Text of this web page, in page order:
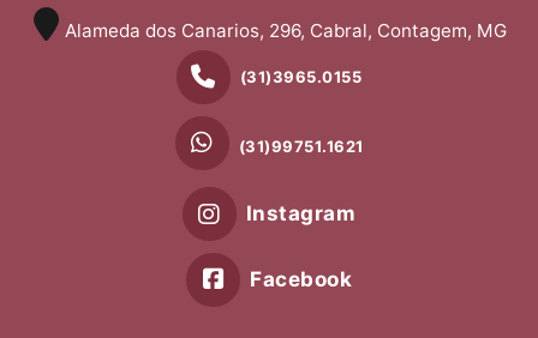
Alameda dos Canarios, 296, Cabral, Contagem, MG
(31)3965.0155
(31)99751.1621
Instagram
Facebook